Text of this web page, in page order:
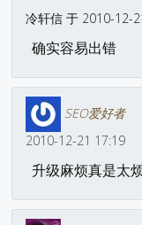
冷轩信 于 2010-12-
确实容易出错
SEO爱好者
2010-12-21 17:19
升级麻烦真是太